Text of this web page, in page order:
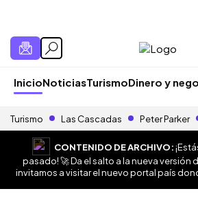
InicioNoticiasTurismoDinero y
Turismo Las Cascadas Peter Parker
CONTENIDO DE ARCHIVO:
pasado! 🚀 Da el salto a la nueva versión
invitamos a visitar el nuevo portal país